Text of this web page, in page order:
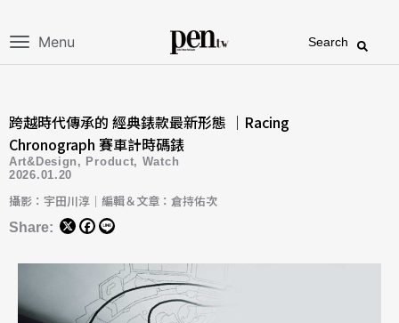
Menu Search
跨越時代傳承的 經典錶款最新形態 ｜Racing
Chronograph 賽車計時碼錶
Art&Design , Product, Watch
2026.01.20
攝影：宇田川淳｜編輯＆文章：倉持佑次
Share: